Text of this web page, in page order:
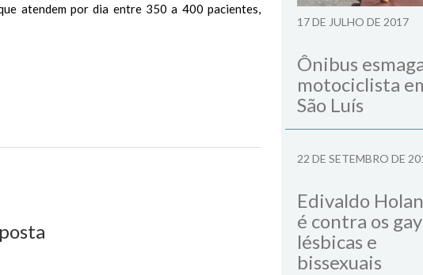
atendem por dia entre 350 a 400 pacientes,
17 DE JULHO DE 2017
Ônibus
motociclista
São Luís
22 DE SETEMBRO DE
Edivaldo
é contra os
lésbicas e
bissexuais